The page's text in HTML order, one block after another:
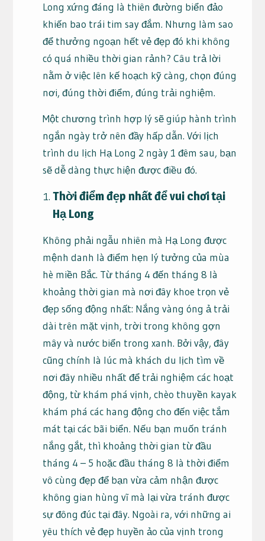
Long xứng đáng là thiên đường biển đảo
khiến bao trái tim say đắm. Nhưng làm sao
để thưởng ngoạn hết vẻ đẹp đó khi không
có quá nhiều thời gian rảnh? Câu trả lời
nằm ở việc lên kế hoạch kỹ càng, chọn đúng
nơi, đúng thời điểm, đúng trải nghiệm.
Một chương trình hợp lý sẽ giúp hành trình
ngắn ngày trở nên đầy hấp dẫn. Với lịch
trình du lịch Hạ Long 2 ngày 1 đêm sau, bạn
sẽ dễ dàng thực hiện được điều đó.
Thời điểm đẹp nhất để vui chơi tại
Hạ Long
Không phải ngẫu nhiên mà Hạ Long được
mệnh danh là điểm hẹn lý tưởng của mùa
hè miền Bắc. Từ tháng 4 đến tháng 8 là
khoảng thời gian mà nơi đây khoe trọn vẻ
đẹp sống động nhất: Nắng vàng óng ả trải
dài trên mặt vịnh, trời trong không gợn
mây và nước biển trong xanh. Bởi vậy, đây
cũng chính là lúc mà khách du lịch tìm về
nơi đây nhiều nhất để trải nghiệm các hoạt
động, từ khám phá vịnh, chèo thuyền kayak
khám phá các hang động cho đến việc tắm
mát tại các bãi biển. Nếu bạn muốn tránh
nắng gắt, thì khoảng thời gian từ đầu
tháng 4 – 5 hoặc đầu tháng 8 là thời điểm
vô cùng đẹp để bạn vừa cảm nhận được
không gian hùng vĩ mà lại vừa tránh được
sự đông đúc tại đây. Ngoài ra, với những ai
yêu thích vẻ đẹp huyền ảo của vịnh trong